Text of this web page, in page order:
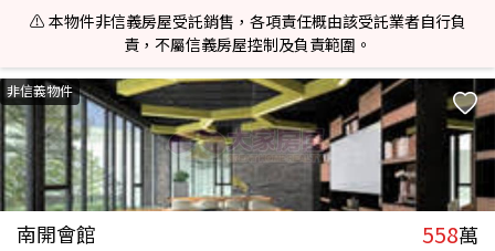
⚠️ 本物件非信義房屋受託銷售，各項責任概由該受託業者自行負
責，不屬信義房屋控制及負責範圍。
非信義物件
南開會館 558萬